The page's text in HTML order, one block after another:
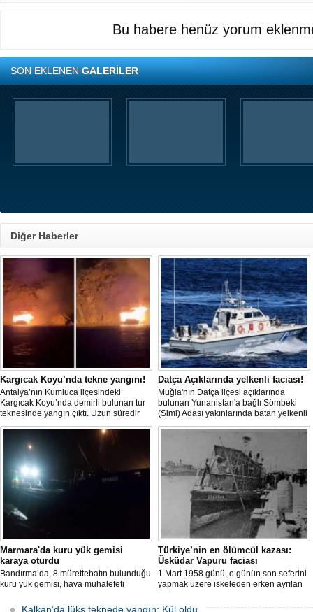
Bu habere henüz yorum
SON EKLENENGALERİLER
Diğer Haberler
Kargıcak Koyu’nda tekne yangını!
Antalya’nın Kumluca ilçesindeki
Kargıcak Koyu’nda demirli bulunan tur
teknesinde yangın çıktı. Uzun süredir
kullanılmadığı belirtilen ve içerisinde
kimsenin bulunmadığı tekne, itfaiyenin
karadan müdahale edememesi
nedeniyle tamamen yanarak
kullanılamaz hale geldi.
Datça Açıklarında yelkenli faciası!
Muğla'nın Datça ilçesi açıklarında
bulunan Yunanistan'a bağlı Sömbeki
(Simi) Adası yakınlarında batan yelkenli
teknedeki 9 kişiden 8'i sağ olarak
kurtarılırken, kaybolan 1 kişi için deniz
ve havadan geniş çaplı arama kurtarma
çalışması başlatıldı.
Marmara'da kuru yük gemisi
karaya oturdu
Bandırma’da, 8 mürettebatın bulunduğu
kuru yük gemisi, hava muhalefeti
kurtarma çalışmaları sürüyor.
Türkiye’nin en ölümcül kazası:
Üsküdar Vapuru faciası
1 Mart 1958 günü, o günün son seferini
yapmak üzere iskeleden erken ayrılan
dönemedi.
Kalkan’da lüks teknede yangın: Kül oldu